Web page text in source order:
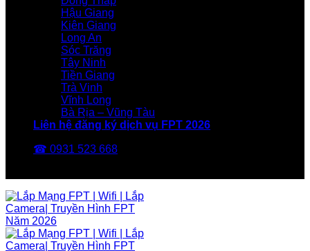
Hậu Giang
Kiên Giang
Long An
Sóc Trăng
Tây Ninh
Tiền Giang
Trà Vinh
Vĩnh Long
Bà Rịa – Vũng Tàu
Liên hệ đăng ký dịch vụ FPT 2026
☎ 0931 523 668